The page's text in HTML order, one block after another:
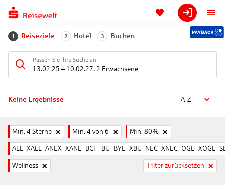
1 Reiseziele 2 Hotel 3 Buchen
Passen Sie Ihre Suche an
13.02.25 – 10.02.27, 2 Erwachsene
Keine Ergebnisse A-Z
Min. 4 Sterne Min. 4 von 6 Min. 80%
Wellness Filter zurücksetzen